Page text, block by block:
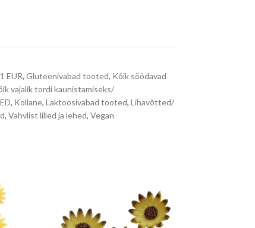
EUR, Gluteenivabad tooted, Kõik söödavad
vajalik tordi kaunistamiseks/
, Kollane, Laktoosivabad tooted, Lihavõtted/
, Vahvlist lilled ja lehed, Vegan